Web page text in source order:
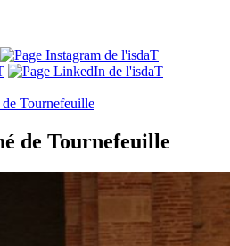
Tournefeuille
de Tournefeuille